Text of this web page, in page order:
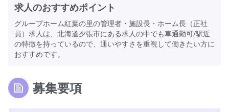
求人のおすすめポイント
グループホーム紅葉の里の管理者・施設長・ホーム長（正社
員）求人は、北海道夕張市にある求人の中でも車通勤可/駅近
の特徴を持っているので、通いやすさを重視して働きたい方に
おすすめです。
募集要項